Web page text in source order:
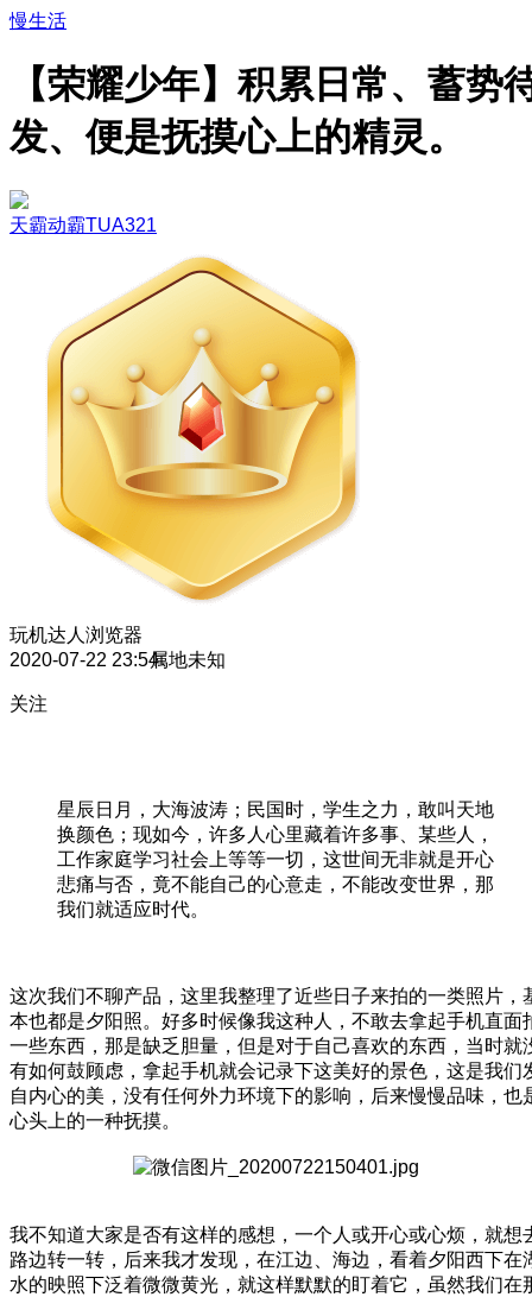
慢生活
【荣耀少年】积累日常、蓄势
发、便是抚摸心上的精灵。
天霸动霸TUA321
玩机达人 浏览器
2020-07-22 23:54属地未知
关注
星辰日月，大海波涛；民国时，学生之力，敢叫天地
换颜色；现如今，许多人心里藏着许多事、某些人，
工作家庭学习社会上等等一切，这世间无非就是开心
悲痛与否，竟不能自己的心意走，不能改变世界，那
我们就适应时代。
这次我们不聊产品，这里我整理了近些日子来拍的一类照片，
本也都是夕阳照。好多时候像我这种人，不敢去拿起手机直面
一些东西，那是缺乏胆量，但是对于自己喜欢的东西，当时就
有如何鼓顾虑，拿起手机就会记录下这美好的景色，这是我们
自内心的美，没有任何外力环境下的影响，后来慢慢品味，也
心头上的一种抚摸。
我不知道大家是否有这样的感想，一个人或开心或心烦，就想
路边转一转，后来我才发现，在江边、海边，看着夕阳西下在
水的映照下泛着微微黄光，就这样默默的盯着它，虽然我们在